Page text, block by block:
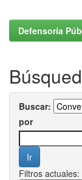
Defensoría
Buscar:
por
Filtros actuales: